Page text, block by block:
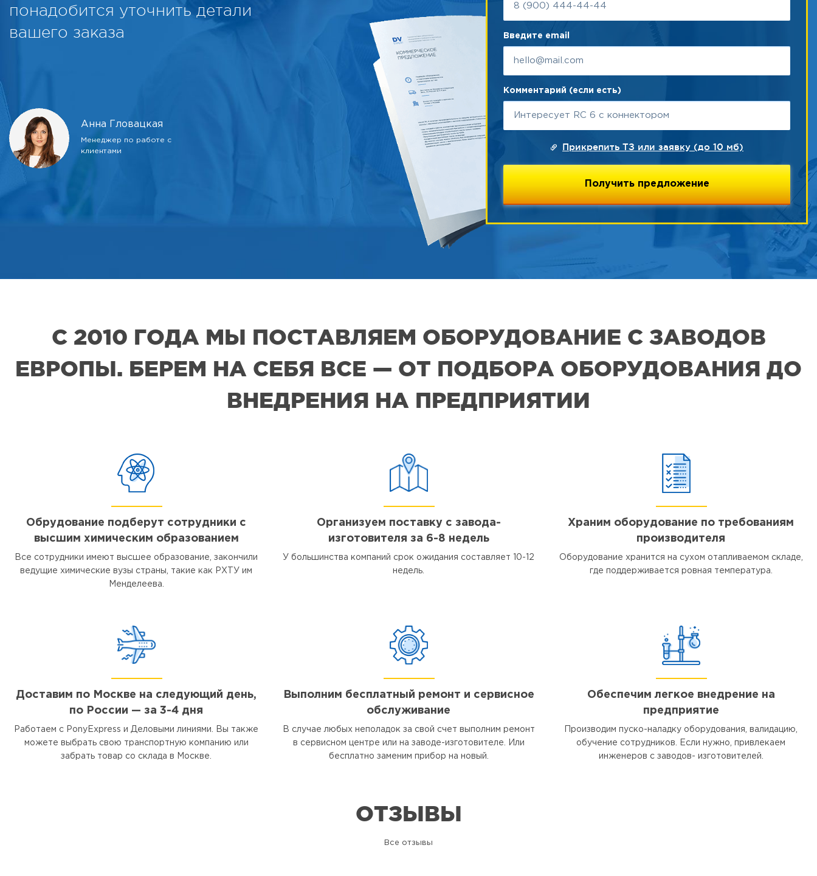
понадобится уточнить детали
вашего заказа
Анна Гловацкая
Менеджер по работе с
клиентами
Введите email
Комментарий (если есть)
Прикрепить ТЗ или заявку (до 10 мб)
С 2010 ГОДА МЫ ПОСТАВЛЯЕМ ОБОРУДОВАНИЕ С ЗАВОДОВ
ЕВРОПЫ. БЕРЕМ НА СЕБЯ ВСЕ — ОТ ПОДБОРА ОБОРУДОВАНИЯ ДО
ВНЕДРЕНИЯ НА ПРЕДПРИЯТИИ
Обрудование подберут сотрудники с
высшим химическим образованием
Все сотрудники имеют высшее образование, закончили
ведущие химические вузы страны, такие как РХТУ им
Менделеева.
Организуем поставку с завода-
изготовителя за 6-8 недель
У большинства компаний срок ожидания составляет 10-12
недель.
Храним оборудование по требованиям
производителя
Оборудование хранится на сухом отапливаемом складе,
где поддерживается ровная температура.
Доставим по Москве на следующий день,
по России — за 3-4 дня
Работаем с PonyExpress и Деловыми линиями. Вы также
можете выбрать свою транспортную компанию или
забрать товар со склада в Москве.
Выполним бесплатный ремонт и сервисное
обслуживание
В случае любых неполадок за свой счет выполним ремонт
в сервисном центре или на заводе-изготовителе. Или
бесплатно заменим прибор на новый.
Обеспечим легкое внедрение на
предприятие
Производим пуско-наладку оборудования, валидацию,
обучение сотрудников. Если нужно, привлекаем
инженеров с заводов- изготовителей.
ОТЗЫВЫ
Все отзывы